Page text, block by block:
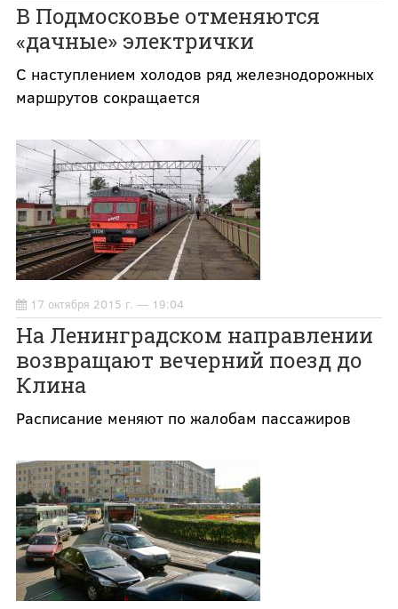
В Подмосковье отменяются
«дачные» электрички
С наступлением холодов ряд железнодорожных
маршрутов сокращается
17 октября 2015 г. — 19:04
На Ленинградском направлении
возвращают вечерний поезд до
Клина
Расписание меняют по жалобам пассажиров